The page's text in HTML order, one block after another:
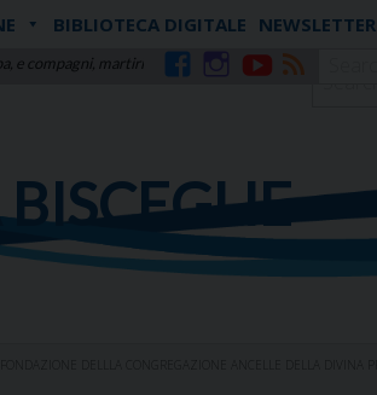
e compagni, martiri
BIBLIOTECA DIGITALE NEWSLETTER